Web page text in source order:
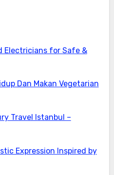
Electricians for Safe &
Dan Makan Vegetarian
Travel Istanbul –
Expression Inspired by